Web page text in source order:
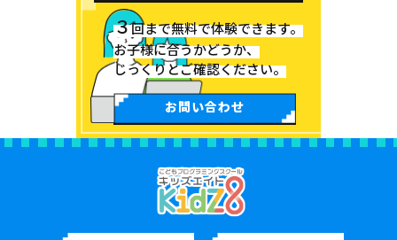
３回まで無料で体験できます。
お子様に合うかどうか、
じっくりとご確認ください。
お問い合わせ